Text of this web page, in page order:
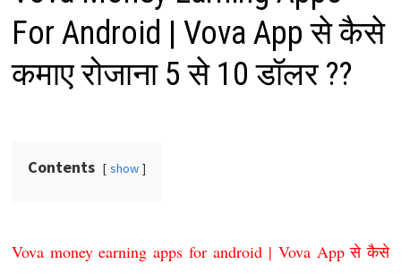
For Android | Vova App से कैसे
कमाए रोजाना 5 से 10 डॉलर ??
Contents show
Vova money earning apps for android | Vova App से कैसे